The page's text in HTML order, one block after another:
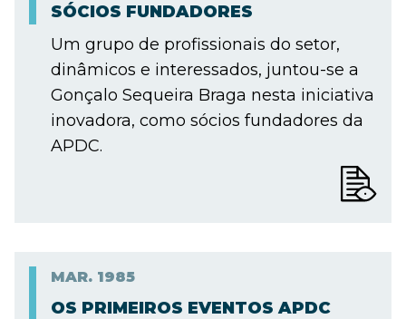
SÓCIOS FUNDADORES
Um grupo de profissionais do setor,
dinâmicos e interessados, juntou-se a
Gonçalo Sequeira Braga nesta iniciativa
inovadora, como sócios fundadores da
APDC.
MAR. 1985
OS PRIMEIROS EVENTOS APDC